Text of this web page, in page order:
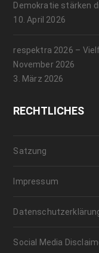
Demokratie stärken
10. April 2026
respektra 2026 –
November 2026
3. März 2026
RECHTLICHES
Satzung
Impressum
Social Media